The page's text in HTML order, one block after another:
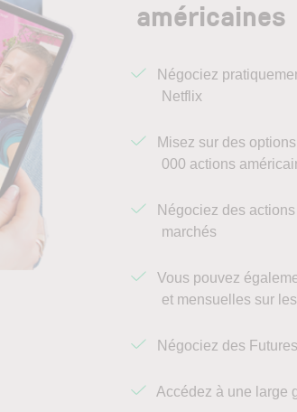
américaines
Négociez
Netflix
Misez sur des
000 actions
Négociez des
marchés
Vous pouvez
et mensuelles sur
Négociez des
Accédez à une large